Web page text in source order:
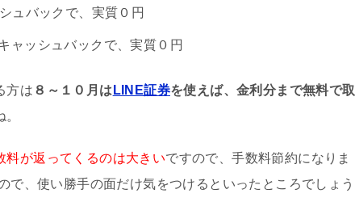
ュバックで、実質０円
ャッシュバックで、実質０円
方は ８～１０月は LINE証券を使えば、金利分まで無料で取
料が返ってくるのは大きいですので、手数料節約になりま
で、使い勝手の面だけ気をつけるといったところでしょう